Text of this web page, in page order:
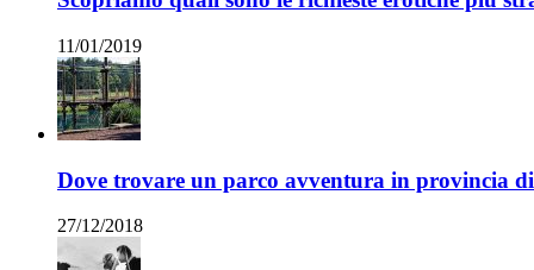
11/01/2019
Dove trovare un parco avventura in provincia
27/12/2018